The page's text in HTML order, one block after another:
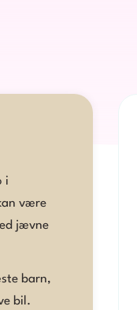
i
være
jævne
barn,
bil.